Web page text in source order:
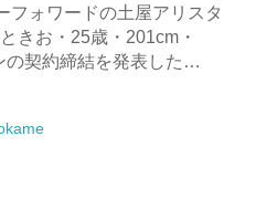
フォワードの土屋アリスタ
きお・25歳・201cm・
の契約締結を発表した…